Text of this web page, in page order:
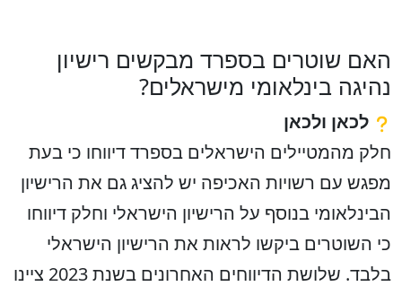
האם שוטרים בספרד מבקשים רישיון
נהיגה בינלאומי מישראלים?
לכאן ולכאן
חלק מהמטיילים הישראלים בספרד דיווחו כי בעת
מפגש עם רשויות האכיפה יש להציג גם את הרישיון
הבינלאומי בנוסף על הרישיון הישראלי וחלק דיווחו
כי השוטרים ביקשו לראות את הרישיון הישראלי
בלבד. שלושת הדיווחים האחרונים בשנת 2023 ציינו